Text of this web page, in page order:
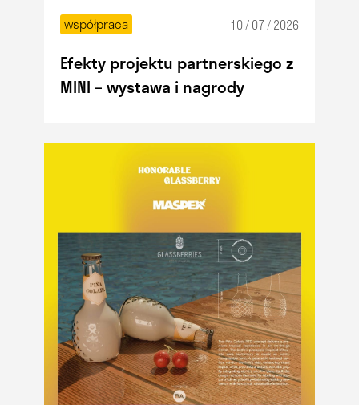
współpraca 10 / 07 / 2026
Efekty projektu partnerskiego z
MINI – wystawa i nagrody